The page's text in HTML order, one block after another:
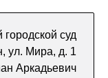
городской суд
ул. Мира, д. 1
Аркадьевич